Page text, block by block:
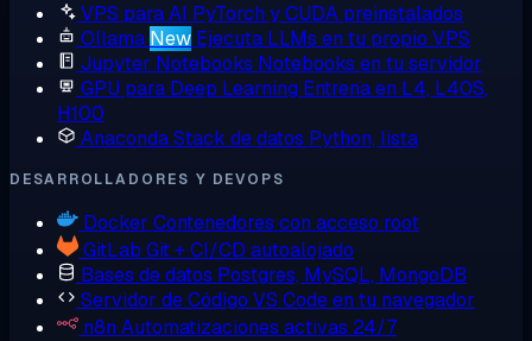
VPS para AI PyTorch y CUDA preinstalados
Ollama New Ejecuta LLMs en tu propio VPS
Jupyter Notebooks Notebooks en tu servidor
GPU para Deep Learning Entrena en L4, L40S,
H100
AnacondaStack de datos Python, lista
DESARROLLADORES Y DEVOPS
Docker Contenedores con acceso root
GitLab Git + CI/CD autoalojado
Bases de datos Postgres, MySQL, MongoDB
Servidor de Código VS Code en tu navegador
n8n Automatizaciones activas 24/7